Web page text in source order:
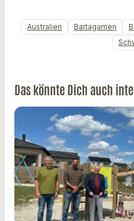
Australien Bartagamen
Das könnte Dich auch